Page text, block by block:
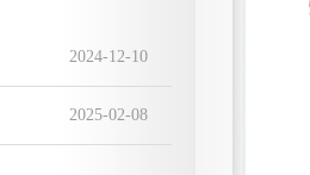
2024-12-10
2025-02-08